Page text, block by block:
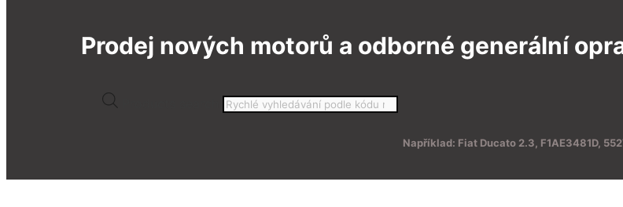
Prodej nových motorů a odborné generální
Například: Fiat Ducato 2.3, F1AE3481D,